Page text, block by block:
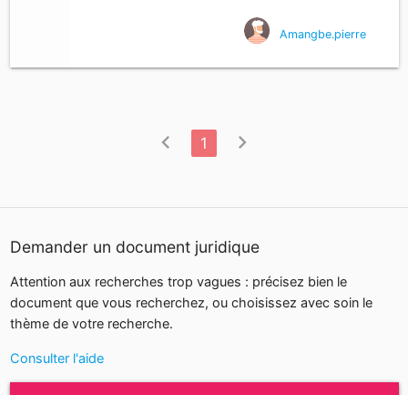
Amangbe.pierre
chevron_left 1 chevron_right
Demander un document juridique
Attention aux recherches trop vagues : précisez bien le
document que vous recherchez, ou choisissez avec soin le
thème de votre recherche.
Consulter l'aide